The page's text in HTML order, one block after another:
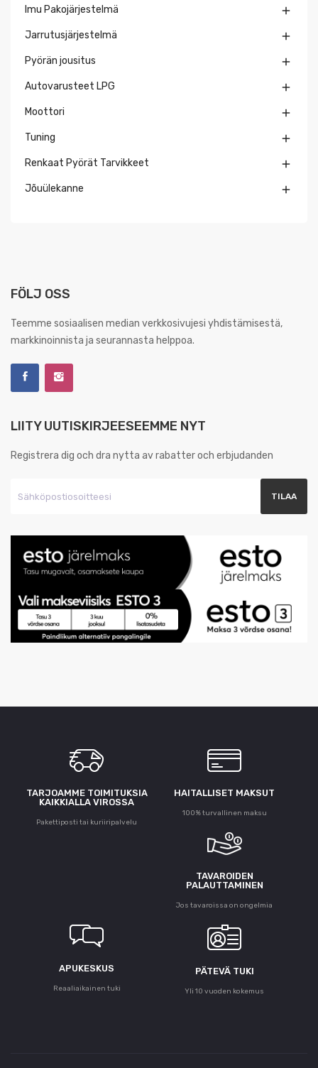
Imu Pakojärjestelmä 
Jarrutusjärjestelmä 
Pyörän jousitus 
Autovarusteet LPG 
Moottori 
Tuning 
Renkaat Pyörät Tarvikkeet 
Jõuülekanne 
FÖLJ OSS
Teemme sosiaalisen median verkkosivujesi yhdistämisestä,
markkinoinnista ja seurannasta helppoa.
LIITY UUTISKIRJEESEEMME NYT
Registrera dig och dra nytta av rabatter och erbjudanden
TARJOAMME TOIMITUKSIA
KAIKKIALLA VIROSSA
Pakettiposti tai kuriiripalvelu
HAITALLISET MAKSUT
100% turvallinen maksu
TAVAROIDEN
PALAUTTAMINEN
Jos tavaroissa on ongelmia
APUKESKUS
Reaaliaikainen tuki
PÄTEVÄ TUKI
Yli 10 vuoden kokemus